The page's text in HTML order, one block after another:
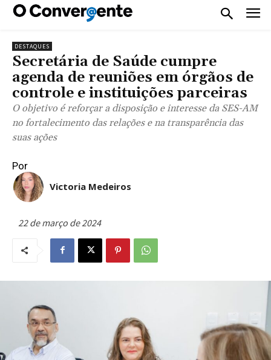
DESTAQUES
Secretária de Saúde cumpre
agenda de reuniões em órgãos de
controle e instituições parceiras
O objetivo é reforçar a disposição e interesse da SES-AM
no fortalecimento das relações e na transparência das
suas ações
Por
Victoria Medeiros
22 de março de 2024